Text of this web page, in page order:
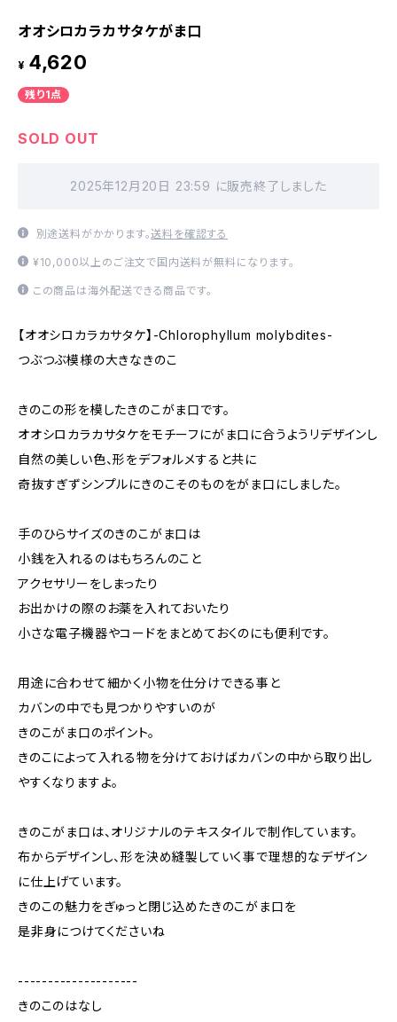
オオシロカラカサタケがま口
¥ 4,620
残り1点
SOLD OUT
2025年12月20日 23:59 に販売終了しました
別途送料がかかります。送料を確認する
¥10,000以上のご注文で国内送料が無料になります。
この商品は海外配送できる商品です。
【オオシロカラカサタケ】-Chlorophyllum molybdites-
つぶつぶ模様の大きなきのこ
きのこの形を模したきのこがま口です。
オオシロカラカサタケをモチーフにがま口に合うようリデザインし
自然の美しい色、形をデフォルメすると共に
奇抜すぎずシンプルにきのこそのものをがま口にしました。
手のひらサイズのきのこがま口は
小銭を入れるのはもちろんのこと
アクセサリーをしまったり
お出かけの際のお薬を入れておいたり
小さな電子機器やコードをまとめておくのにも便利です。
用途に合わせて細かく小物を仕分けできる事と
カバンの中でも見つかりやすいのが
きのこがま口のポイント。
きのこによって入れる物を分けておけばカバンの中から取り出し
やすくなりますよ。
きのこがま口は、オリジナルのテキスタイルで制作しています。
布からデザインし、形を決め縫製していく事で理想的なデザイン
に仕上げています。
きのこの魅力をぎゅっと閉じ込めたきのこがま口を
是非身につけてくださいね
--------------------
きのこのはなし